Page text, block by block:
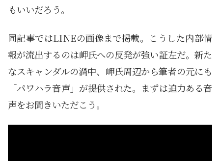
もいいだろう。
同記事ではLINEの画像まで掲載。こうした内部情
報が流出するのは岬氏への反発が強い証左だ。新た
なスキャンダルの渦中、岬氏周辺から筆者の元にも
「パワハラ音声」が提供された。まずは迫力ある音
声をお聞きいただこう。